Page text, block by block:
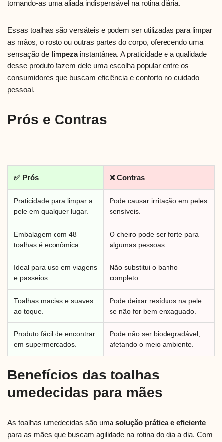
tornando-as uma aliada indispensável na rotina diária.
Essas toalhas são versáteis e podem ser utilizadas para limpar
as mãos, o rosto ou outras partes do corpo, oferecendo uma
sensação de limpezainstantânea. A praticidade e a qualidade
desse produto fazem dele uma escolha popular entre os
consumidores que buscam eficiência e conforto no cuidado
pessoal.
Prós e Contras
✅ Prós ❌ Contras
Praticidade para limpar a
pele em qualquer lugar.
Pode causar irritação em peles
sensíveis.
Embalagem com 48
toalhas é econômica.
O cheiro pode ser forte para
algumas pessoas.
Ideal para uso em viagens
e passeios.
Não substitui o banho
completo.
Toalhas macias e suaves
ao toque.
Pode deixar resíduos na pele
se não for bem enxaguado.
Produto fácil de encontrar
em supermercados.
Pode não ser biodegradável,
afetando o meio ambiente.
Benefícios das toalhas
umedecidas para mães
As toalhas umedecidas são uma solução prática e eficiente
para as mães que buscam agilidade na rotina do dia a dia. Com